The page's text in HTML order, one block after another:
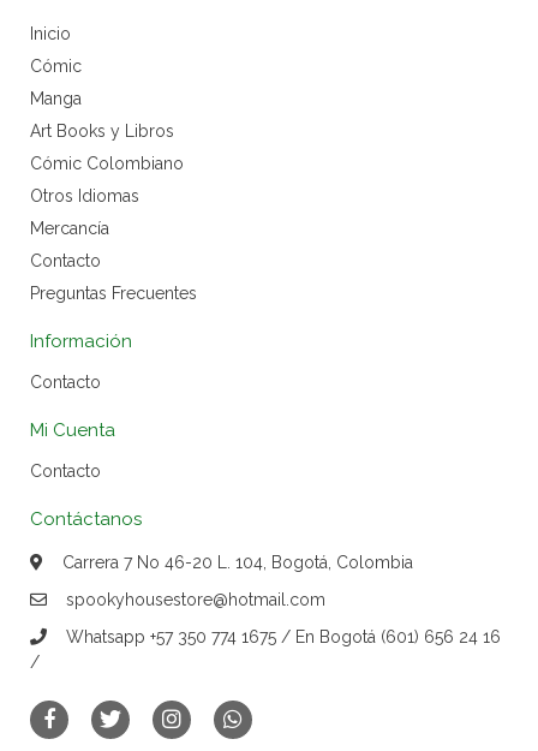
Inicio
Cómic
Manga
Art Books y Libros
Cómic Colombiano
Otros Idiomas
Mercancía
Contacto
Preguntas Frecuentes
Información
Contacto
Mi Cuenta
Contacto
Contáctanos
Carrera 7 No 46-20 L. 104, Bogotá, Colombia
spookyhousestore@hotmail.com
Whatsapp +57 350 774 1675 / En Bogotá (601) 656 24 16
/